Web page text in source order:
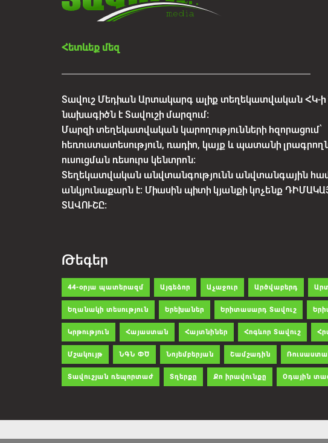
Հետևեք մեզ
Տավուշ Մեդիան Արտակարգ ալիք տեղեկատվական ՀԿ-ի
նախագիծն է Տավուշի մարզում:
Մարզի տեղեկատվական կարողությունների հզորացում՝
հեռուստատեսություն, ռադիո, կայք և պատանի
ուսուցման ռեսուրս կենտրոն:
Տեղեկատվական անվտանգությունն անվտանգային
անկյունաքարն է: Միասին պիտի կյանքի կոչենք
ՏԱՎՈՒՇԸ:
Թեգեր
44-օրյա պատերազմ Այգեձոր Աչաջուր Արծվաբերդ
Եղանակի տեսություն Երեխաներ Երիտասարդ Տավուշ
Կրթություն Հայաստան Հայտնիներ Հոգևոր Տավուշ
Մշակույթ ՆԳՆ ՓԾ Նոյեմբերյան Շամշադին
Տավուշյան ռեպորտաժ Տղերքը Քո իրավունքը Օդային